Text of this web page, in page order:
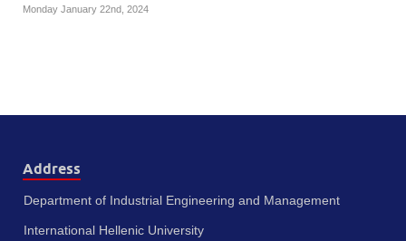
Monday January 22nd, 2024
Address
Department of Industrial Engineering and Management
International Hellenic University